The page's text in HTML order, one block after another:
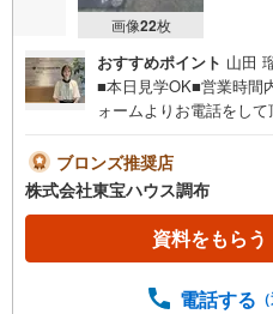
画像22枚
おすすめポイント 山田
■本日見学OK■営業時間
ォームよりお電話をし
弊社へのご来社など、
ば周辺環境、お客様の希
いたします。■お住まい
をご用意してます■『
いった状態でも、お気
ーとして暮らしの「安
ブロンズ推奨店
株式会社東宝ハウス調布
資料をもらう
電話する